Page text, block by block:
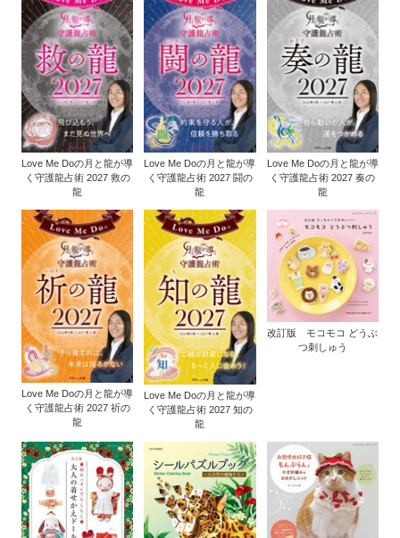
Love Me Doの月と龍が導
く守護龍占術 2027 救の
龍
Love Me Doの月と龍が導
く守護龍占術 2027 闘の
龍
Love Me Doの月と龍が導
く守護龍占術 2027 奏の
龍
Love Me Doの月と龍が導
く守護龍占術 2027 祈の
龍
Love Me Doの月と龍が導
く守護龍占術 2027 知の
龍
改訂版 モコモコ どうぶ
つ刺しゅう